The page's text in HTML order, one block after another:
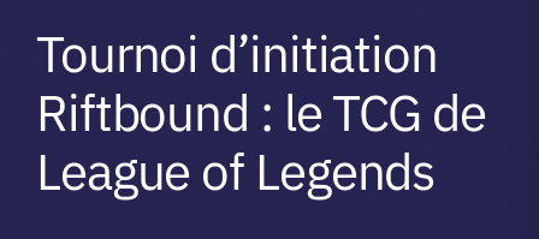
Tournoi d’initiation
Riftbound : le TCG de
League of Legends